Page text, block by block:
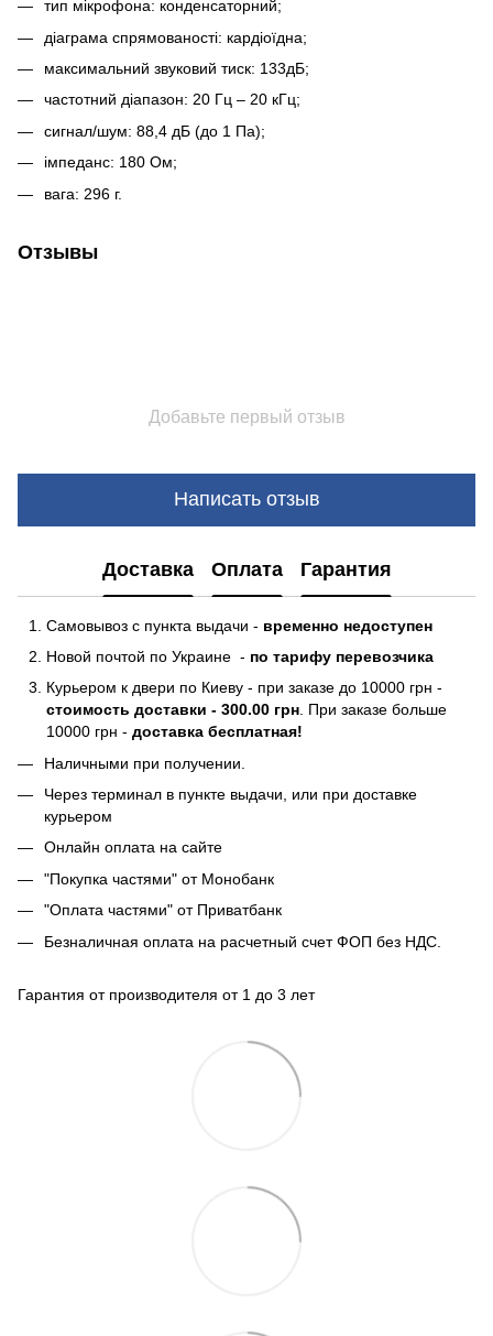
тип мікрофона: конденсаторний;
діаграма спрямованості: кардіоїдна;
максимальний звуковий тиск: 133дБ;
частотний діапазон: 20 Гц – 20 кГц;
сигнал/шум: 88,4 дБ (до 1 Па);
імпеданс: 180 Ом;
вага: 296 г.
Отзывы
Добавьте первый отзыв
Написать отзыв
Доставка Оплата Гарантия
Самовывоз с пункта выдачи - временно недоступен
Новой почтой по Украине - по тарифу перевозчика
Курьером к двери по Киеву - при заказе до 10000 грн -
стоимость доставки - 300.00 грн. При заказе больше
10000 грн - доставка бесплатная!
Наличными при получении.
Через терминал в пункте выдачи, или при доставке
курьером
Онлайн оплата на сайте
"Покупка частями" от Монобанк
"Оплата частями" от Приватбанк
Безналичная оплата на расчетный счет ФОП без НДС.
Гарантия от производителя от 1 до 3 лет